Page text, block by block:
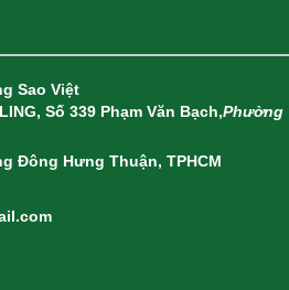
Sao Việt
Số 339 Phạm Văn Bạch,Phường
Đông Hưng Thuận, TPHCM